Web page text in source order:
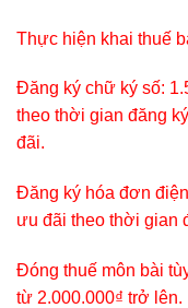
Thực hiện khai thuế
Đăng ký chữ ký số:
theo thời gian đăng
đãi.
Đăng ký hóa đơn
ưu đãi theo thời gian
Đóng thuế môn bài
từ 2.000.000₫ trở